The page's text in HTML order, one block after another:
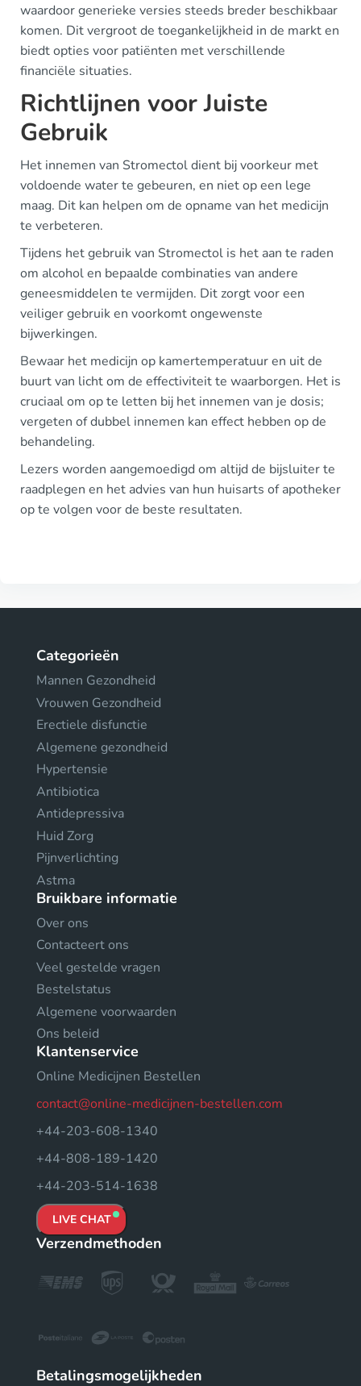
waardoor generieke versies steeds breder beschikbaar
komen. Dit vergroot de toegankelijkheid in de markt en
biedt opties voor patiënten met verschillende
financiële situaties.
Richtlijnen voor Juiste
Gebruik
Het innemen van Stromectol dient bij voorkeur met
voldoende water te gebeuren, en niet op een lege
maag. Dit kan helpen om de opname van het medicijn
te verbeteren.
Tijdens het gebruik van Stromectol is het aan te raden
om alcohol en bepaalde combinaties van andere
geneesmiddelen te vermijden. Dit zorgt voor een
veiliger gebruik en voorkomt ongewenste
bijwerkingen.
Bewaar het medicijn op kamertemperatuur en uit de
buurt van licht om de effectiviteit te waarborgen. Het is
cruciaal om op te letten bij het innemen van je dosis;
vergeten of dubbel innemen kan effect hebben op de
behandeling.
Lezers worden aangemoedigd om altijd de bijsluiter te
raadplegen en het advies van hun huisarts of apotheker
op te volgen voor de beste resultaten.
Categorieën
Mannen Gezondheid
Vrouwen Gezondheid
Erectiele disfunctie
Algemene gezondheid
Hypertensie
Antibiotica
Antidepressiva
Huid Zorg
Pijnverlichting
Astma
Bruikbare informatie
Over ons
Contacteert ons
Veel gestelde vragen
Bestelstatus
Algemene voorwaarden
Ons beleid
Klantenservice
Online Medicijnen Bestellen
contact@online-medicijnen-bestellen.com
+44-203-608-1340
+44-808-189-1420
+44-203-514-1638
LIVE CHAT
Verzendmethoden
Betalingsmogelijkheden